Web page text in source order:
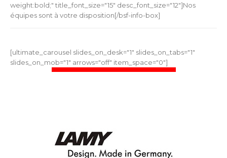
weight:bold;" title_font_size="15" desc_font_size="12"]Nos
équipes sont à votre disposition[/bsf-info-box]
[ultimate_carousel slides_on_desk="1" slides_on_tabs="1"
slides_on_mob="1" arrows="off" item_space="0"]